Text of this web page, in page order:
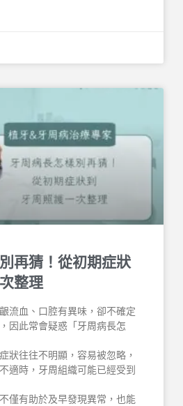
再猜！從初期症狀
整理
流血、口腔有異味，卻不確定
因此常會疑惑「牙周病長怎
狀往往不明顯，容易被忽略，
適時，牙周組織可能已經受到
僅有助於及早發現異常，也能